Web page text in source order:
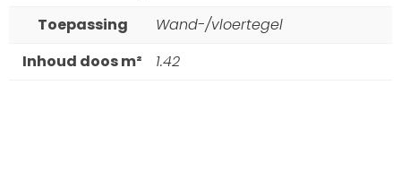
Toepassing
Wand-/vloertegel
Inhoud doos m²
1.42